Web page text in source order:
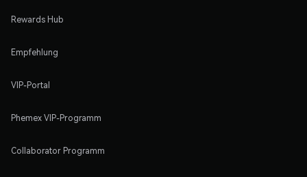
Rewards Hub
Empfehlung
VIP-Portal
Phemex VIP-Programm
Collaborator Programm